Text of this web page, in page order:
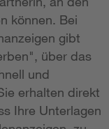
können. Bei
gibt
über das
und
erhalten direkt
Ihre Unterlagen